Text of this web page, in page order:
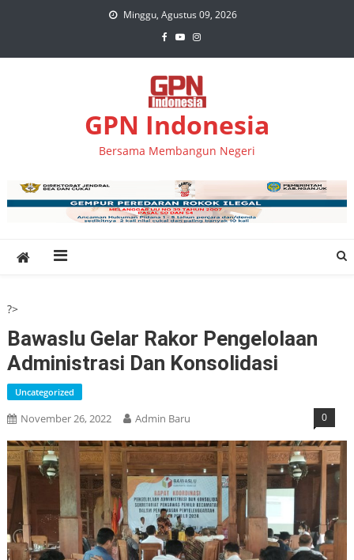
Minggu, Agustus 09, 2026
GPN Indonesia
Bersama Membangun Negeri
?>
Bawaslu Gelar Rakor Pengelolaan
Administrasi Dan Konsolidasi
Uncategorized
November 26, 2022 Admin Baru 0